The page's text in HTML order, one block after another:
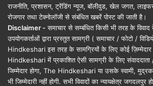
राजनीति, प्रशासन, ट्रेंडिंग न्यूज, बॉलीवुड, खेल जगत,
रोजगार तथा टेक्नोलॉजी से संबंधित खबरें पोस्ट की जाती है।
Disclaimer - समाचार से सम्बंधित किसी भी तरह के
उपयोगकर्ताओं द्वारा प्रस्तुत सामग्री ( समाचार / फोटो /
Hindkeshari इस तरह के सामग्रियों के लिए कोई ज़िम्मेदार
Hindkeshari में प्रकाशित ऐसी सामग्री के लिए
जिम्मेदार होगा, The Hindkeshari या उसके स्वामी,
भी जिम्मेदारी नहीं होगी. सभी विवादों का न्यायक्षेत्र जगदलपुर